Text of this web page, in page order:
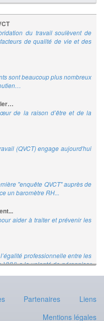
du travail soulèvent de
de qualité de vie et des
sont beaucoup plus nombreux
de la raison d’être et de la
(QVCT) engage aujourd'hui
"enquête QVCT" auprès de
un baromètre RH...
aider à traiter et prévenir les
professionnelle entre les
VYV) a la volonté de pérenniser
à équilibrer leur vie
Partenaires
Liens
Mentions légales